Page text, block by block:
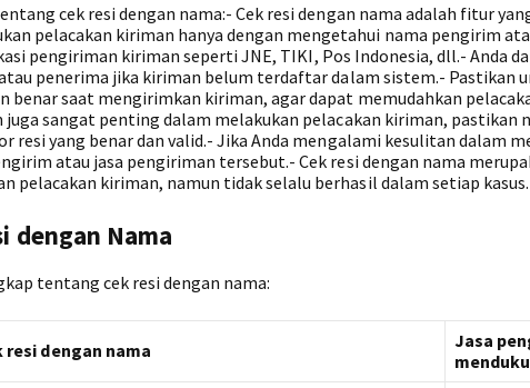
cek resi dengan nama:- Cek resi dengan nama adalah fitur
pelacakan kiriman hanya dengan mengetahui nama pengirim
pengiriman kiriman seperti JNE, TIKI, Pos Indonesia, dll.- Anda
penerima jika kiriman belum terdaftar dalam sistem.- Pastikan
benar saat mengirimkan kiriman, agar dapat memudahkan
sangat penting dalam melakukan pelacakan kiriman, pastikan
resi yang benar dan valid.- Jika Anda mengalami kesulitan dalam
atau jasa pengiriman tersebut.- Cek resi dengan nama
pelacakan kiriman, namun tidak selalu berhasil dalam setiap kasus.
dengan Nama
tentang cek resi dengan nama:
resi dengan nama
Jasa